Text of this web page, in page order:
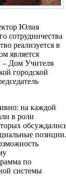
Юлия
сотрудничества
реализуется в
является
– Дом Учителя
городской
на каждой
в роли
позиции.
по
системы